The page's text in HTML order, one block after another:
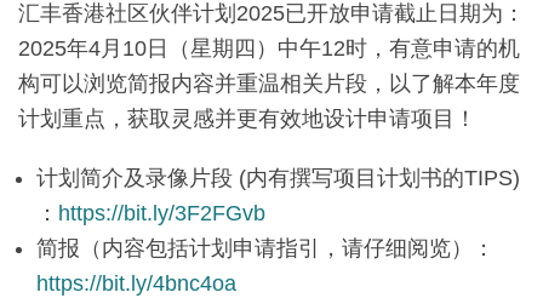
汇丰香港社区伙伴计划2025已开放申请截止日期为：
2025年4月10日（星期四）中午12时，有意申请的机
构可以浏览简报内容并重温相关片段，以了解本年度
计划重点，获取灵感并更有效地设计申请项目！
计划简介及录像片段 (内有撰写项目计划书的TIPS)
： https://bit.ly/3F2FGvb
简报（内容包括计划申请指引，请仔细阅览）：
https://bit.ly/4bnc4oa